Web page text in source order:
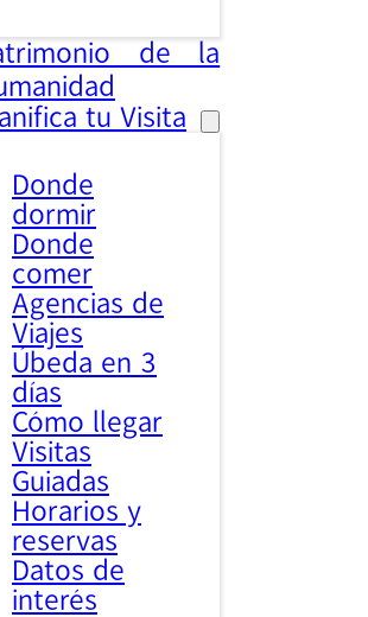
de la
tu Visita
Donde
dormir
Donde
comer
Agencias de
Viajes
Úbeda en 3
días
Cómo llegar
Visitas
Guiadas
Horarios y
reservas
Datos de
interés